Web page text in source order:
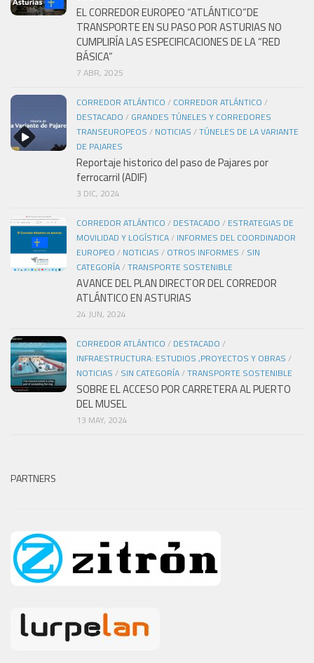
EL CORREDOR EUROPEO “ATLÁNTICO”DE
TRANSPORTE EN SU PASO POR ASTURIAS NO
CUMPLIRÍA LAS ESPECIFICACIONES DE LA “RED
BÁSICA”
7 ABR, 2025
CORREDOR ATLÁNTICO / CORREDOR ATLÁNTICO /
DESTACADO / GRANDES TÚNELES Y CORREDORES
TRANSEUROPEOS / NOTICIAS /TÚNELES DE LA VARIANTE
DE PAJARES
Reportaje historico del paso de Pajares por
ferrocarril (ADIF)
3 DIC, 2024
CORREDOR ATLÁNTICO / DESTACADO / ESTRATEGIAS DE
MOVILIDAD Y LOGÍSTICA/ INFORMES DEL COORDINADOR
EUROPEO / NOTICIAS / OTROS INFORMES / SIN
CATEGORÍA/TRANSPORTE SOSTENIBLE
AVANCE DEL PLAN DIRECTOR DEL CORREDOR
ATLÁNTICO EN ASTURIAS
24 JUN, 2024
CORREDOR ATLÁNTICO / DESTACADO /
INFRAESTRUCTURA: ESTUDIOS ,PROYECTOS Y OBRAS /
NOTICIAS / SIN CATEGORÍA/TRANSPORTE SOSTENIBLE
SOBRE EL ACCESO POR CARRETERA AL PUERTO
DEL MUSEL
13 MAY, 2024
PARTNERS